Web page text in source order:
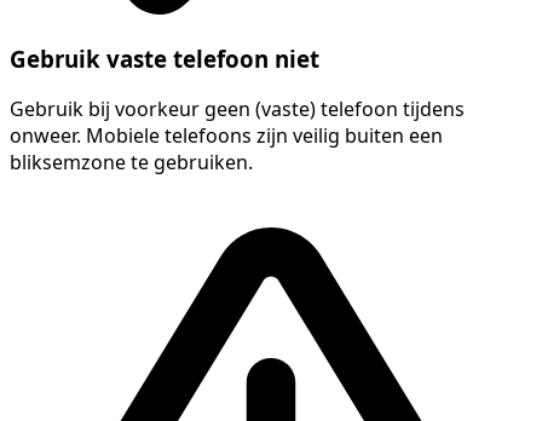
Gebruik vaste telefoon niet
Gebruik bij voorkeur geen (vaste) telefoon tijdens
onweer. Mobiele telefoons zijn veilig buiten een
bliksemzone te gebruiken.